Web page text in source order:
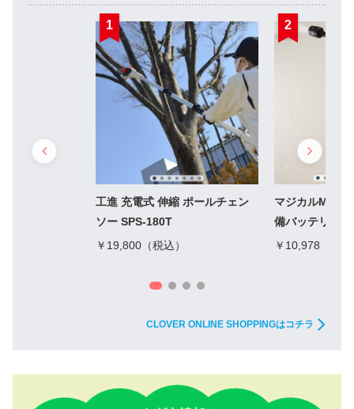
1
工進 充電式 伸縮 ポールチェン
ソー SPS-180T
￥19,800（税込）
2
マジカルMAX
備バッテリー1
￥10,978（税
CLOVER ONLINE SHOPPINGはコチラ